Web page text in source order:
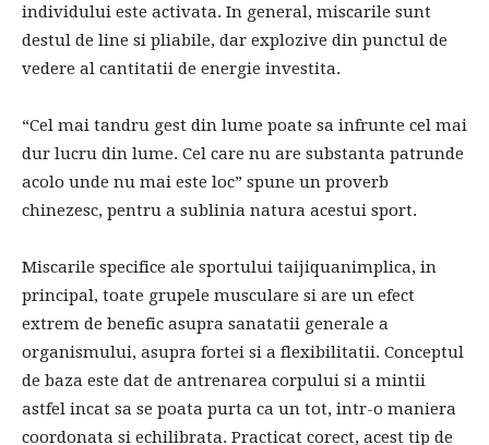
individului este activata. In general, miscarile sunt
destul de line si pliabile, dar explozive din punctul de
vedere al cantitatii de energie investita.
“Cel mai tandru gest din lume poate sa infrunte cel mai
dur lucru din lume. Cel care nu are substanta patrunde
acolo unde nu mai este loc” spune un proverb
chinezesc, pentru a sublinia natura acestui sport.
Miscarile specifice ale sportului taijiquanimplica, in
principal, toate grupele musculare si are un efect
extrem de benefic asupra sanatatii generale a
organismului, asupra fortei si a flexibilitatii. Conceptul
de baza este dat de antrenarea corpului si a mintii
astfel incat sa se poata purta ca un tot, intr-o maniera
coordonata si echilibrata. Practicat corect, acest tip de